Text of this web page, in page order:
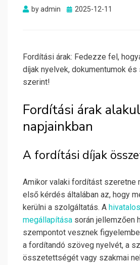
byadmin
Posted
2025-12-11
Fordítási árak: Fedezze fel,
díjak nyelvek, dokumentumok
szerint!
Fordítási árak
napjainkban
A fordítási díjak
Amikor valaki fordítást szeretne
első kérdés általában az, hogy
kerülni a szolgáltatás. A
megállapítása során jellemzően
szempontot vesznek
a fordítandó szöveg nyelvét, a
összetettségét vagy szakmai